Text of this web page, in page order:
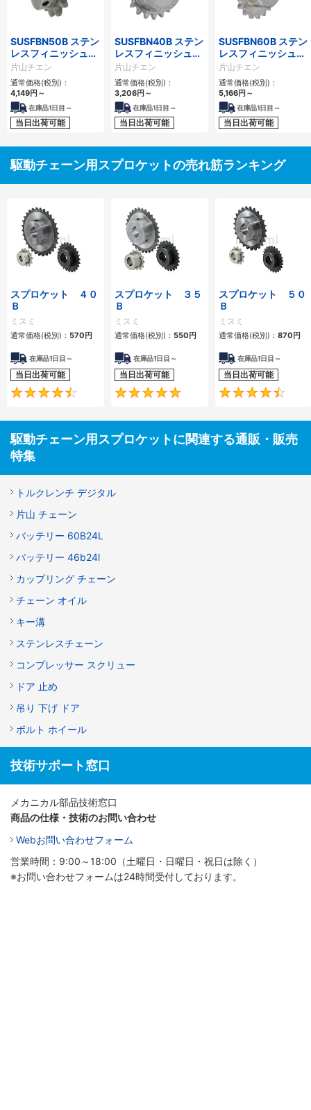
SUSFBN50B ステン
レスフィニッシュド
ボアスプロケット
片山チエン
通常価格(税別)：
4,149円 ～
在庫品1日目～
当日出荷可能
SUSFBN40B ステン
レスフィニッシュド
ボアスプロケット
片山チエン
通常価格(税別)：
3,206円 ～
在庫品1日目～
当日出荷可能
SUSFBN60B ステン
レスフィニッシュド
ボアスプロケット
片山チエン
通常価格(税別)：
5,166円 ～
在庫品1日目～
当日出荷可能
駆動チェーン用スプロケットの売れ筋ランキング
スプロケット ４０
Ｂ
ミスミ
通常価格(税別)： 570 円
在庫品1日目～
当日出荷可能
4.5
スプロケット ３５
Ｂ
ミスミ
通常価格(税別)： 550 円
在庫品1日目～
当日出荷可能
4.8
スプロケット ５０
Ｂ
ミスミ
通常価格(税別)： 870 円
在庫品1日目～
当日出荷可能
駆動チェーン用スプロケットに関連する通販・販売
特集
トルクレンチ デジタル
片山 チェーン
バッテリー 60B24L
バッテリー 46b24l
カップリング チェーン
チェーン オイル
キー溝
ステンレスチェーン
コンプレッサー スクリュー
ドア 止め
吊り 下げ ドア
ボルト ホイール
技術サポート窓口
メカニカル部品技術窓口
商品の仕様・技術のお問い合わせ
Webお問い合わせフォーム
営業時間：9:00～18:00（土曜日・日曜日・祝日は除く）
※お問い合わせフォームは24時間受付しております。